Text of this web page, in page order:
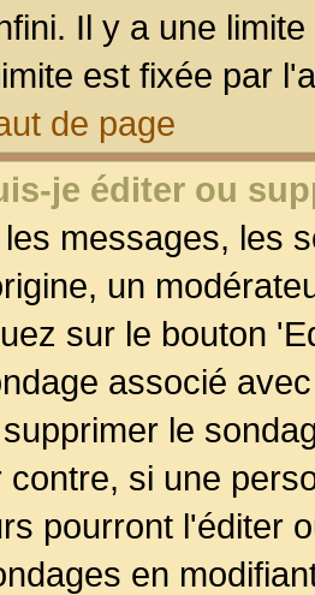
Il y a une
est fixée par
de page
je éditer ou
messages, les
un
sur le bouton
associé
le
contre, si une
pourront l'éditer
en